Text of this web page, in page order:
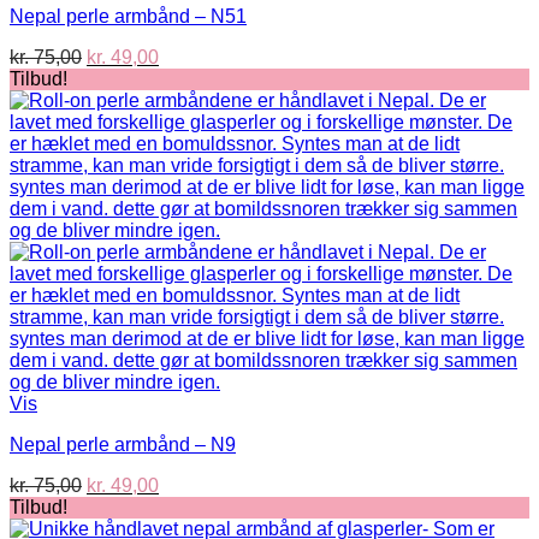
Nepal perle armbånd – N51
kr.75,00 Den
pris
var:
kr. 75,00.
kr. 49,00Den
pris
er:
kr. 49,00.
Tilbud!
Vis
Nepal perle armbånd – N9
kr.75,00 Den
pris
kr. 49,00Den
pris
Tilbud!